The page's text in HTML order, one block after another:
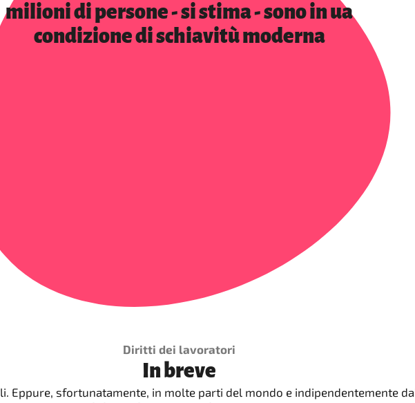
milioni di persone - si stima - sono in ua
condizione di schiavitù moderna
Diritti dei lavoratori
In breve
Eppure, sfortunatamente, in molte parti del mondo e indipendentemente